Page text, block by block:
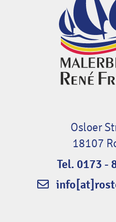
Osloer
18107
Tel. 0173 -